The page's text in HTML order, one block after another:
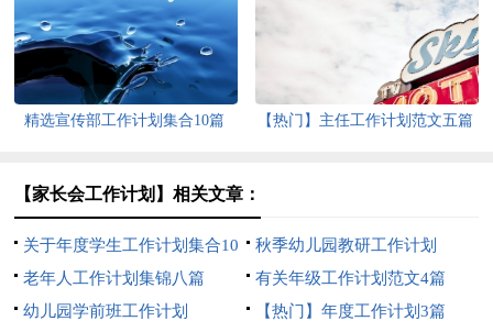
精选宣传部工作计划集合10篇 【热门】主任工作计划范文五篇
【家长会工作计划】相关文章：
关于年度学生工作计划集合10
篇
秋季幼儿园教研工作计划
老年人工作计划集锦八篇
有关年级工作计划范文4篇
幼儿园学前班工作计划
【热门】年度工作计划3篇